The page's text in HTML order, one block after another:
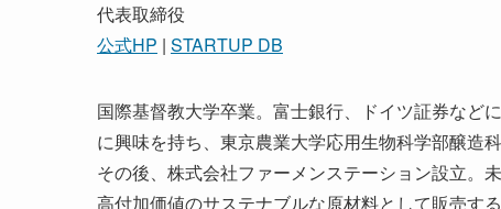
代表取締役
公式HP | STARTUP DB
国際基督教大学卒業。富士銀行、ドイツ証券など
に興味を持ち、東京農業大学応用生物科学部醸造
その後、株式会社ファーメンステーション設立。
高付加価値のサステナブルな原材料として販売す